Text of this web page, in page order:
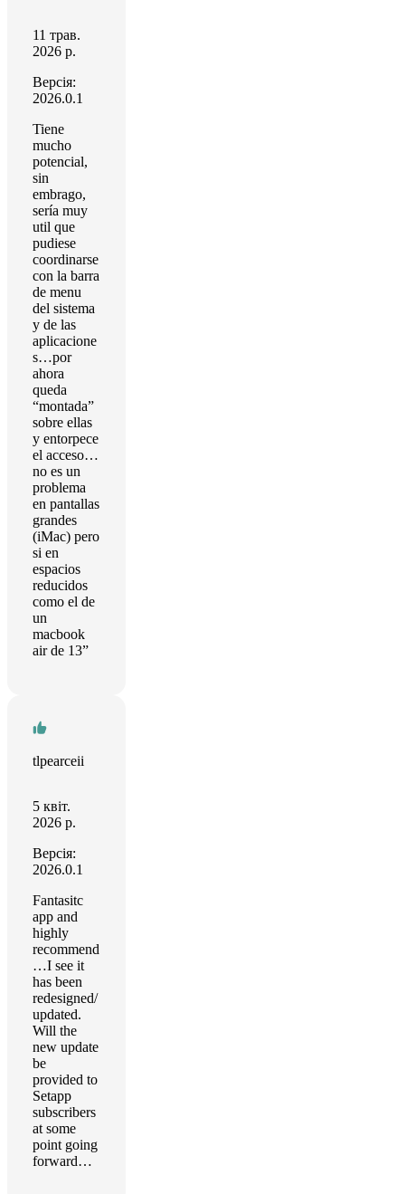
11 трав.
2026 р.
Версія:
2026.0.1
Tiene
mucho
potencial,
sin
embrago,
sería muy
util que
pudiese
coordinarse
con la barra
de menu
del sistema
y de las
aplicacione
s…por
ahora
queda
“montada”
sobre ellas
y entorpece
el acceso…
no es un
problema
en pantallas
grandes
(iMac) pero
si en
espacios
reducidos
como el de
un
macbook
air de 13”
tlpearceii
5 квіт.
2026 р.
Версія:
2026.0.1
Fantasitc
app and
highly
recommend
…I see it
has been
redesigned/
updated.
Will the
new update
be
provided to
Setapp
subscribers
at some
point going
forward…